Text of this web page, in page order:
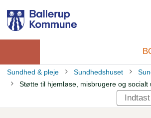
hovedindhold
Primær
navigation
Brødkrumme
Sundhed & pleje Sundhedshuset
Støtte til hjemløse, misbrugere og socialt